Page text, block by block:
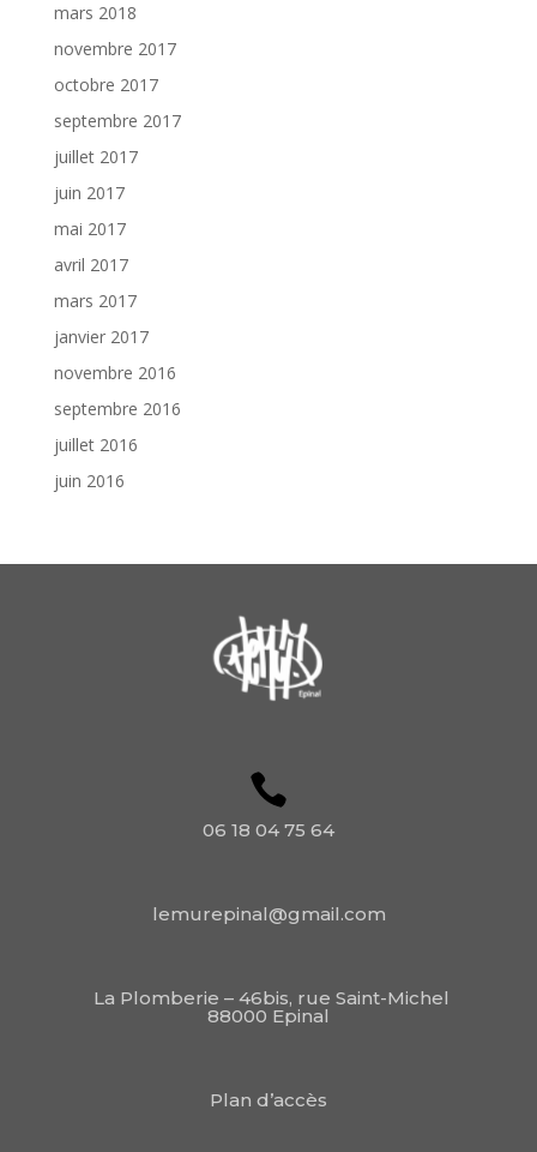
mars 2018
novembre 2017
octobre 2017
septembre 2017
juillet 2017
juin 2017
mai 2017
avril 2017
mars 2017
janvier 2017
novembre 2016
septembre 2016
juillet 2016
juin 2016
06 18 04 75 64
lemurepinal@gmail.com
La Plomberie – 46bis, rue Saint-Michel
88000 Epinal
Plan d’accès